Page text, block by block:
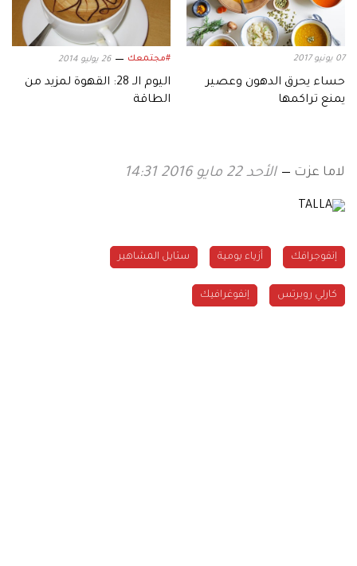
07 يونيو 2017
حساء يحرق الدهون وعصير
يمنع تراكمها
#مجتمعك 26 يوليو 2014
اليوم الـ 28: القهوة لمزيد من
الطاقة
لاما عزت الأحد 22 مايو 2016 14:31
إنفوجرافك أزياء يومية ستايل المشاهير
كارلي روبرتس إنفوغرافيك